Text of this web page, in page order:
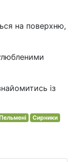
на поверхню,
із
Пельмені
Сирники